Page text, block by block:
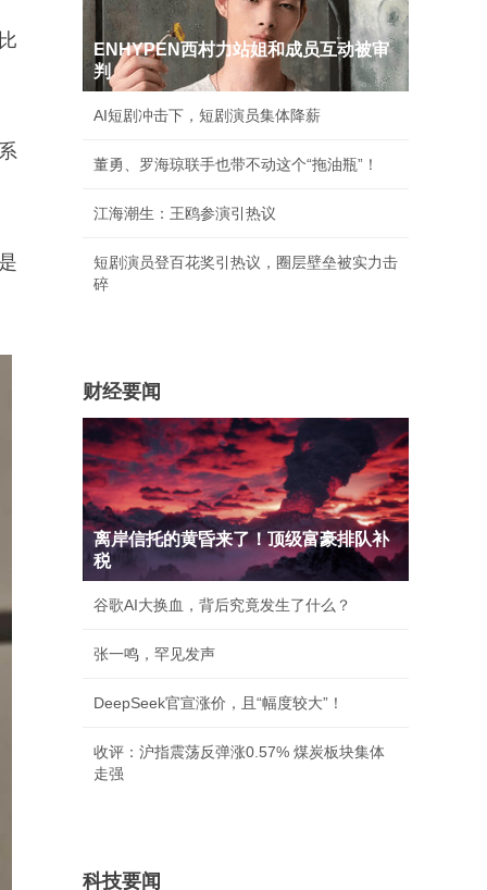
ENHYPEN西村力站姐和成员互动被审
判
AI短剧冲击下，短剧演员集体降薪
董勇、罗海琼联手也带不动这个“拖油瓶”！
江海潮生：王鸥参演引热议
短剧演员登百花奖引热议，圈层壁垒被实力击
碎
财经要闻
离岸信托的黄昏来了！顶级富豪排队补
税
谷歌AI大换血，背后究竟发生了什么？
张一鸣，罕见发声
DeepSeek官宣涨价，且“幅度较大”！
收评：沪指震荡反弹涨0.57% 煤炭板块集体
走强
科技要闻